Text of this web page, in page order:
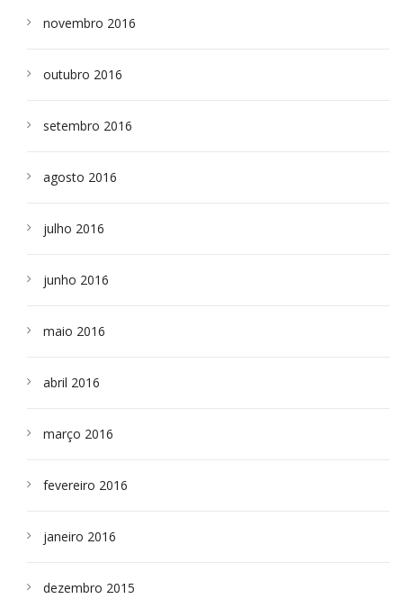
novembro 2016
outubro 2016
setembro 2016
agosto 2016
julho 2016
junho 2016
maio 2016
abril 2016
março 2016
fevereiro 2016
janeiro 2016
dezembro 2015